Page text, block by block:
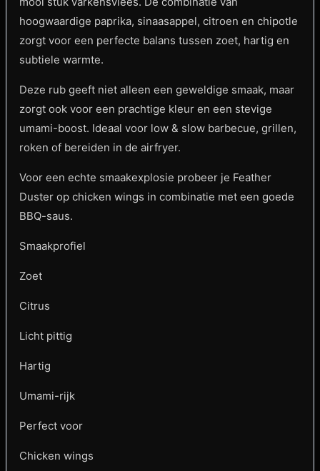
hoogwaardige paprika, sinaasappel, citroen en chipotle
zorgt voor een perfecte balans tussen zoet, hartig en
subtiele warmte.
Deze rub geeft niet alleen een geweldige smaak, maar
zorgt ook voor een prachtige kleur en een stevige
umami-boost. Ideaal voor low & slow barbecue, grillen,
roken of bereiden in de airfryer.
Voor een echte smaakexplosie probeer je Feather
Duster op chicken wings in combinatie met een goede
BBQ-saus.
Smaakprofiel
Zoet
Citrus
Licht pittig
Hartig
Umami-rijk
Perfect voor
Chicken wings